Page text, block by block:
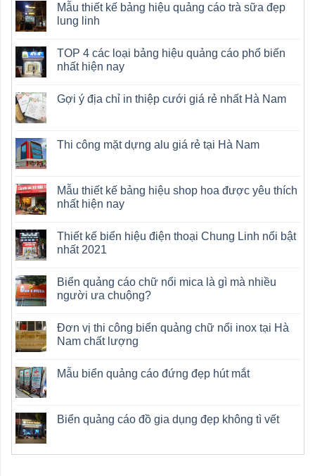
Mẫu thiết kế bảng hiệu quảng cáo trà sữa đẹp
lung linh
TOP 4 các loại bảng hiệu quảng cáo phổ biến
nhất hiện nay
Gợi ý địa chỉ in thiệp cưới giá rẻ nhất Hà Nam
Thi công mặt dựng alu giá rẻ tại Hà Nam
Mẫu thiết kế bảng hiệu shop hoa được yêu thích
nhất hiện nay
Thiết kế biển hiệu điện thoại Chung Linh nổi bật
nhất 2021
Biển quảng cáo chữ nổi mica là gì mà nhiều
người ưa chuộng?
Đơn vị thi công biển quảng chữ nổi inox tại Hà
Nam chất lượng
Mẫu biển quảng cáo đứng đẹp hút mắt
Biển quảng cáo đồ gia dụng đẹp không tì vết